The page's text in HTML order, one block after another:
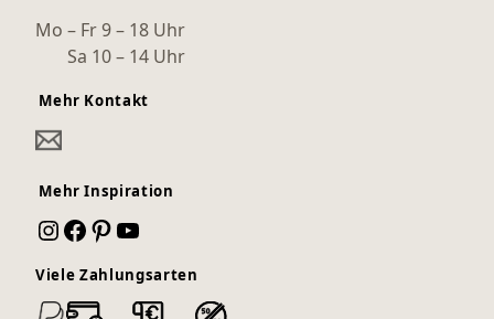
Mo – Fr 9 – 18 Uhr
Sa 10 – 14 Uhr
Mehr Kontakt
Mehr Inspiration
InstagramFacebook Pinterest YouTube
Viele Zahlungsarten